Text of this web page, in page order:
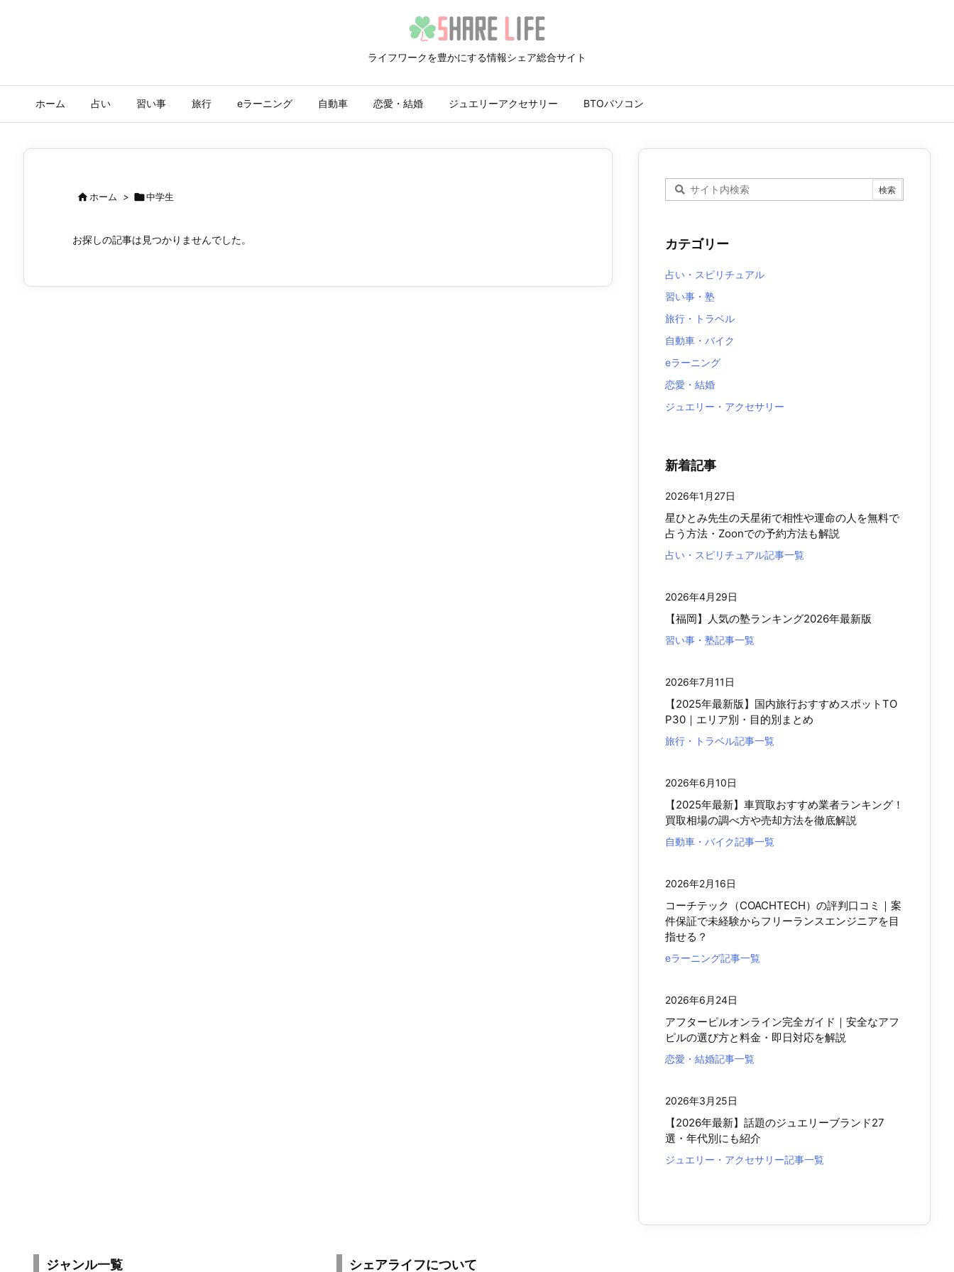
ライフワークを豊かにする情報シェア総合サイト
ホーム 占い 習い事 旅行 eラーニング 自動車 恋愛・結婚 ジュエリーアクセサリー BTOパソコン
ホーム > 中学生
お探しの記事は見つかりませんでした。 カテゴリー
占い・スピリチュアル
習い事・塾
旅行・トラベル
自動車・バイク
eラーニング
恋愛・結婚
ジュエリー・アクセサリー
新着記事
2026年1月27日
星ひとみ先生の天星術で相性や運命の人を無料で
占う方法・Zoonでの予約方法も解説
占い・スピリチュアル記事一覧
2026年4月29日
【福岡】人気の塾ランキング2026年最新版
習い事・塾記事一覧
2026年7月11日
【2025年最新版】国内旅行おすすめスポットTO
P30｜エリア別・目的別まとめ
旅行・トラベル記事一覧
2026年6月10日
【2025年最新】車買取おすすめ業者ランキング！
買取相場の調べ方や売却方法を徹底解説
自動車・バイク記事一覧
2026年2月16日
コーチテック（COACHTECH）の評判口コミ｜案
件保証で未経験からフリーランスエンジニアを目
指せる？
eラーニング記事一覧
2026年6月24日
アフターピルオンライン完全ガイド｜安全なアフ
ピルの選び方と料金・即日対応を解説
恋愛・結婚記事一覧
2026年3月25日
【2026年最新】話題のジュエリーブランド27
選・年代別にも紹介
ジュエリー・アクセサリー記事一覧
ジャンル一覧 シェアライフについて